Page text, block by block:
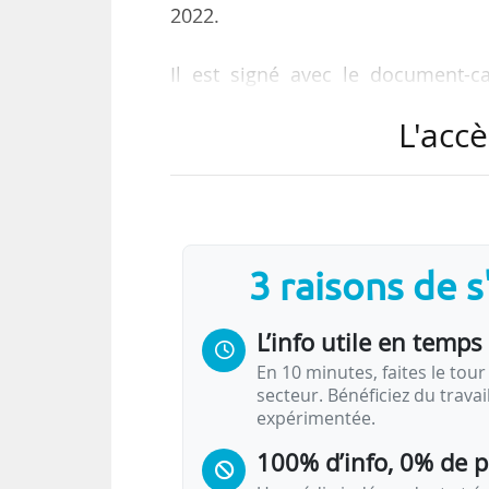
2022.
Il est signé avec le document-
présence de Jacqueline
Ces 93,1 M€ dédiés au volet Esri
du CPER (110,3 M€ État, 247 M€
02/04/2021 : soit un montant total
« L’accord régional de relance…
3 raisons de
L’info utile en
En 10 minutes, faites le tour
secteur. Bénéficiez du
expérimentée.
100% d’info, 0% de